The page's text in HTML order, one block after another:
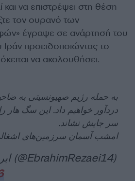
να επιστρέψει στη θέση
τον ουρανό των
έγραψε σε ανάρτησή του
Ιράν προειδοποιώντας το
να ακολουθήσει.
به حمله رژیم صهیونسیتی به
دردآور خواهیم داد. این سگ هار
سر جایش نشاند.
امشب آسمان سرزمین‌های اشغالی
— ابراهیم رضایی (@EbrahimRezaei14)